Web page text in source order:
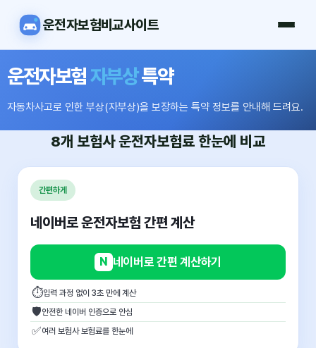
운전자보험비교사이트
운전자보험자부상특약
자동차사고로 인한 부상(자부상)을 보장하는 특약 정보를 안내해 드려요.
8개 보험사운전자보험료 한눈에 비교
간편하게
네이버로 운전자보험 간편 계산
N 네이버로 간편 계산하기
⏱입력 과정 없이 3초 만에 계산
🛡안전한 네이버 인증으로 안심
✅여러 보험사 보험료를 한눈에